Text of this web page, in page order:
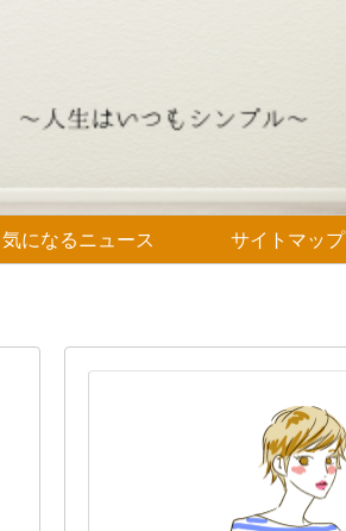
気になるニュース サイトマップ